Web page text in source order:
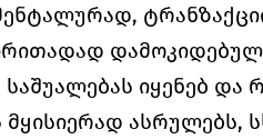
იყენებ
მყისიერად ასრულებს,